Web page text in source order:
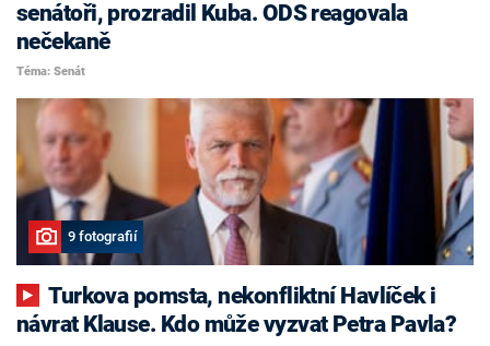
senátoři, prozradil Kuba. ODS reagovala
nečekaně
Téma: Senát
9 fotografií
Turkova pomsta, nekonfliktní Havlíček i
návrat Klause. Kdo může vyzvat Petra Pavla?